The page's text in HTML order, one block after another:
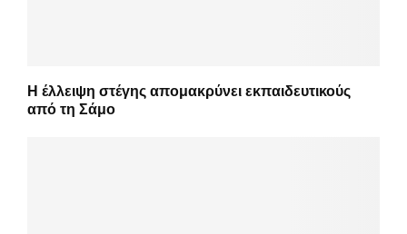
Η έλλειψη στέγης απομακρύνει εκπαιδευτικούς
από τη Σάμο